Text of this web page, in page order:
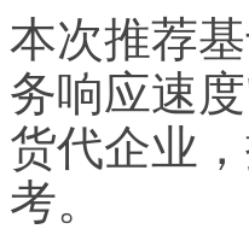
本次推荐
务响应速
货代企业
考。